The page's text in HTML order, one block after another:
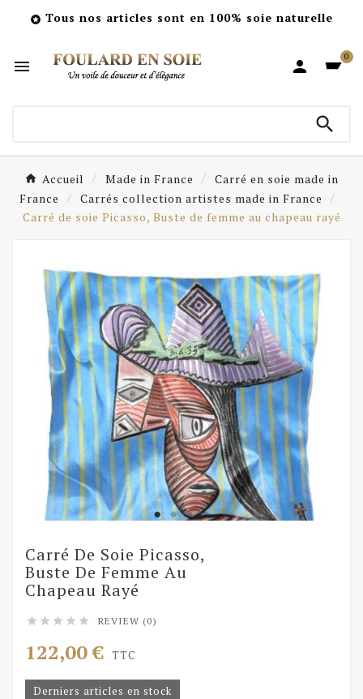
 Tous nos articles sont en 100% soie naturelle
 
0

Accueil Made in France
Carré en soie made in
France
Carrés collection artistes made in France
Carré de soie Picasso, Buste de femme au chapeau rayé
Carré De Soie Picasso,
Buste De Femme Au
Chapeau Rayé
     REVIEW (0)
122,00 € TTC
Derniers articles en stock